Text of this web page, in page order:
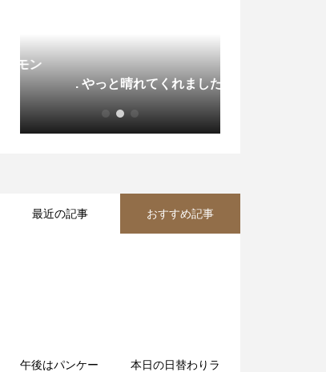
. やっと晴れてくれました️
最近の記事 おすすめ記事
午後はパンケー
本日の日替わりラ
. 平日限定️ . 平日限定️